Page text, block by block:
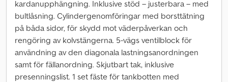
kardanupphängning. Inklusive stöd – justerbara – med
bultlåsning. Cylindergenomföringar med borsttätning
på båda sidor, för skydd mot väderpåverkan och
rengöring av kolvstängerna. 5-vägs ventilblock för
användning av den diagonala lastningsanordningen
samt för fällanordning. Skjutbart tak, inklusive
presenningslist. 1 set fäste för tankbotten med